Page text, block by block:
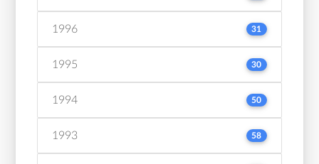
1996 31
1995 30
1994 50
1993 58